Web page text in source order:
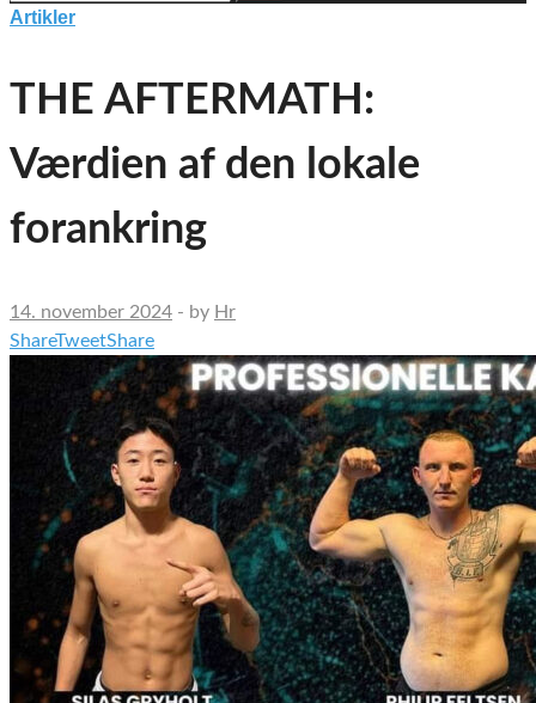
efter:
Artikler
THE AFTERMATH:
Værdien af den lokale
forankring
14. november 2024 - by Hr
ShareTweetShare